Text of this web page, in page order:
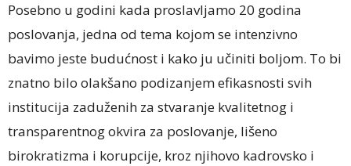
Posebno u godini kada proslavljamo 20 godina
poslovanja, jedna od tema kojom se intenzivno
bavimo jeste budućnost i kako ju učiniti boljom. To bi
znatno bilo olakšano podizanjem efikasnosti svih
institucija zaduženih za stvaranje kvalitetnog i
transparentnog okvira za poslovanje, lišeno
birokratizma i korupcije, kroz njihovo kadrovsko i